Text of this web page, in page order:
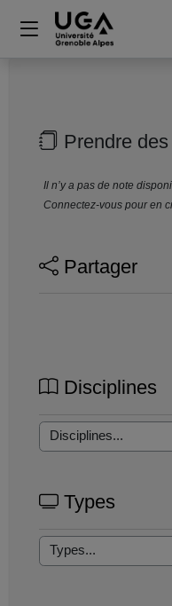
Prendre
Il n’y a pas de note
Connectez-vous pour en
Partager
Disciplines
Types